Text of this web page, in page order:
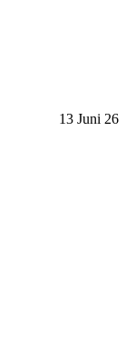
13 Juni 26